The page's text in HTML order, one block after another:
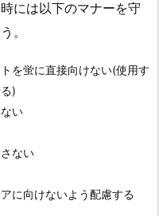
には以下のマナーを守
。
を蛍に直接向けない(使用す
)
い
ない
に向けないよう配慮する